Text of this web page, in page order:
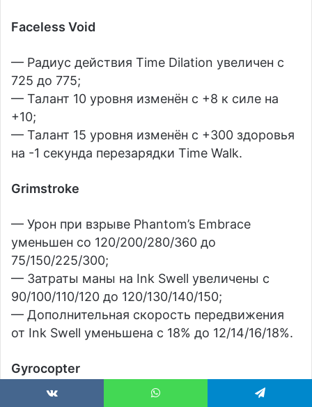
Faceless Void
— Радиус действия Time Dilation увеличен с
725 до 775;
— Талант 10 уровня изменён с +8 к силе на
+10;
— Талант 15 уровня изменён с +300 здоровья
на -1 секунда перезарядки Time Walk.
Grimstroke
— Урон при взрыве Phantom’s Embrace
уменьшен со 120/200/280/360 до
75/150/225/300;
— Затраты маны на Ink Swell увеличены с
90/100/110/120 до 120/130/140/150;
— Дополнительная скорость передвижения
от Ink Swell уменьшена с 18% до 12/14/16/18%.
Gyrocopter